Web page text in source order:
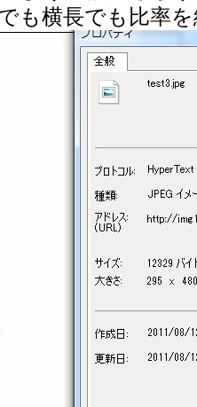
も横長でも比率